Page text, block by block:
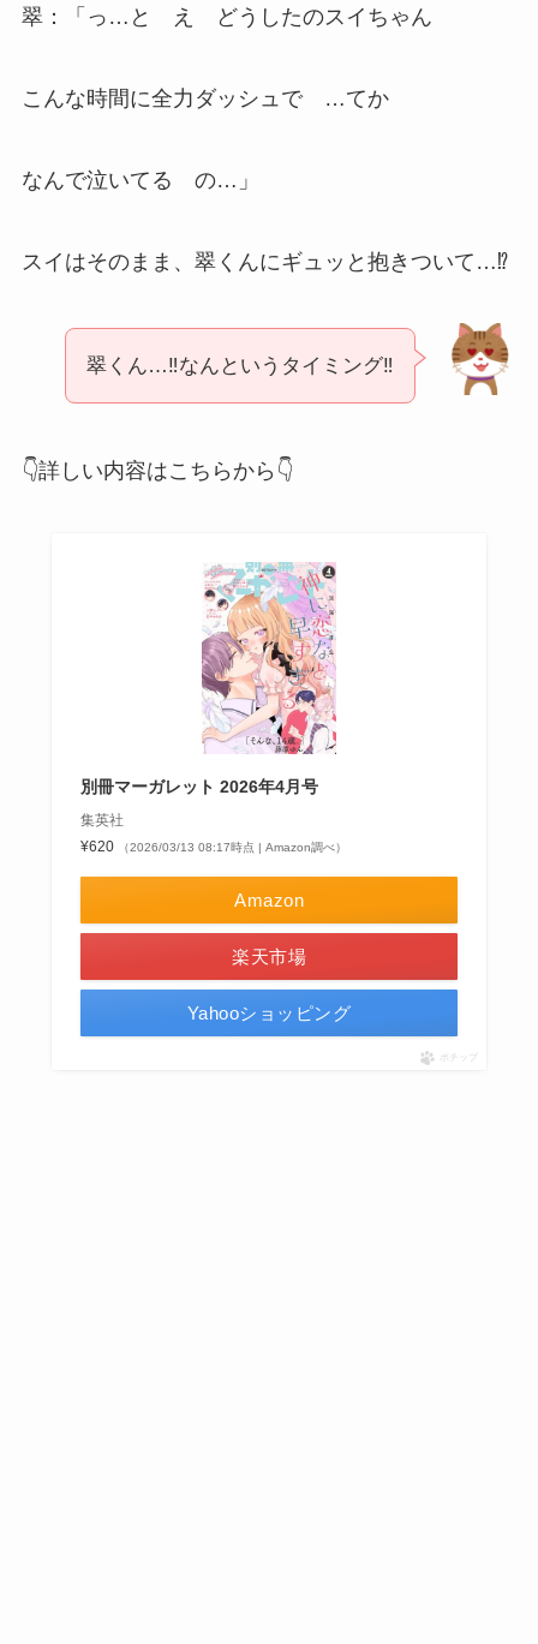
翠：「っ…と え どうしたのスイちゃん
こんな時間に全力ダッシュで …てか
なんで泣いてる の…」
スイはそのまま、翠くんにギュッと抱きついて…⁉
翠くん…‼なんというタイミング‼
👇詳しい内容はこちらから👇
別冊マーガレット 2026年4月号
集英社
¥620
（2026/03/13 08:17時点 | Amazon調べ）
Amazon
楽天市場
Yahooショッピング
ポチップ